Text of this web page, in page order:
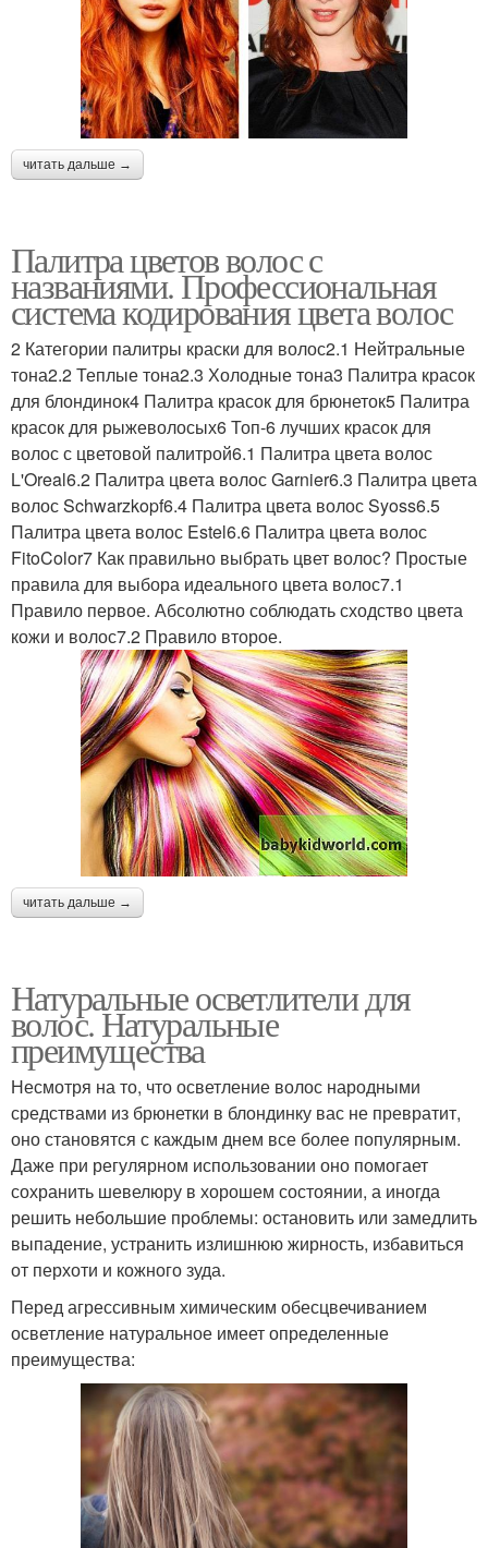
читать дальше →
Палитра цветов волос с
названиями. Профессиональная
система кодирования цвета волос
2 Категории палитры краски для волос2.1 Нейтральные
тона2.2 Теплые тона2.3 Холодные тона3 Палитра красок
для блондинок4 Палитра красок для брюнеток5 Палитра
красок для рыжеволосых6 Топ-6 лучших красок для
волос с цветовой палитрой6.1 Палитра цвета волос
L'Oreal6.2 Палитра цвета волос Garnier6.3 Палитра цвета
волос Schwarzkopf6.4 Палитра цвета волос Syoss6.5
Палитра цвета волос Estel6.6 Палитра цвета волос
FitoColor7 Как правильно выбрать цвет волос? Простые
правила для выбора идеального цвета волос7.1
Правило первое. Абсолютно соблюдать сходство цвета
кожи и волос7.2 Правило второе.
читать дальше →
Натуральные осветлители для
волос. Натуральные
преимущества
Несмотря на то, что осветление волос народными
средствами из брюнетки в блондинку вас не превратит,
оно становятся с каждым днем все более популярным.
Даже при регулярном использовании оно помогает
сохранить шевелюру в хорошем состоянии, а иногда
решить небольшие проблемы: остановить или замедлить
выпадение, устранить излишнюю жирность, избавиться
от перхоти и кожного зуда.
Перед агрессивным химическим обесцвечиванием
осветление натуральное имеет определенные
преимущества: